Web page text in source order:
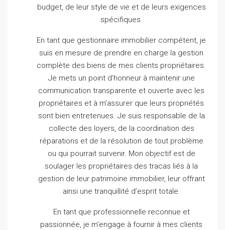
budget, de leur style de vie et de leurs exigences
spécifiques.
En tant que gestionnaire immobilier compétent, je
suis en mesure de prendre en charge la gestion
complète des biens de mes clients propriétaires.
Je mets un point d’honneur à maintenir une
communication transparente et ouverte avec les
propriétaires et à m’assurer que leurs propriétés
sont bien entretenues. Je suis responsable de la
collecte des loyers, de la coordination des
réparations et de la résolution de tout problème
ou qui pourrait survenir. Mon objectif est de
soulager les propriétaires des tracas liés à la
gestion de leur patrimoine immobilier, leur offrant
ainsi une tranquillité d’esprit totale.
En tant que professionnelle reconnue et
passionnée, je m’engage à fournir à mes clients